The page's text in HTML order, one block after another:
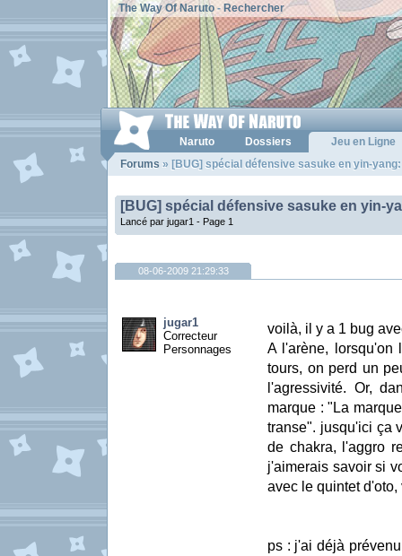
The Way Of Naruto- Rechercher
Naruto Dossiers
Jeu en Ligne
Forums » [BUG] spécial défensive sasuke en yin-yang:
[BUG] spécial défensive sasuke en yin-
Lancé par jugar1 - Page 1
08-06-2009 21:29:33
jugar1
Correcteur
Personnages
voilà, il y a 1 bug
A l'arène, lorsqu'on
tours, on perd un
l'agressivité. Or,
marque : "La
transe". jusqu'ici ça
de chakra, l'aggro
j'aimerais savoir si
avec le quintet
ps : j'ai déjà